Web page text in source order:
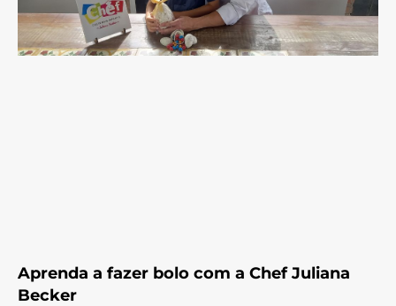
Aprenda a fazer bolo com a Chef Juliana
Becker